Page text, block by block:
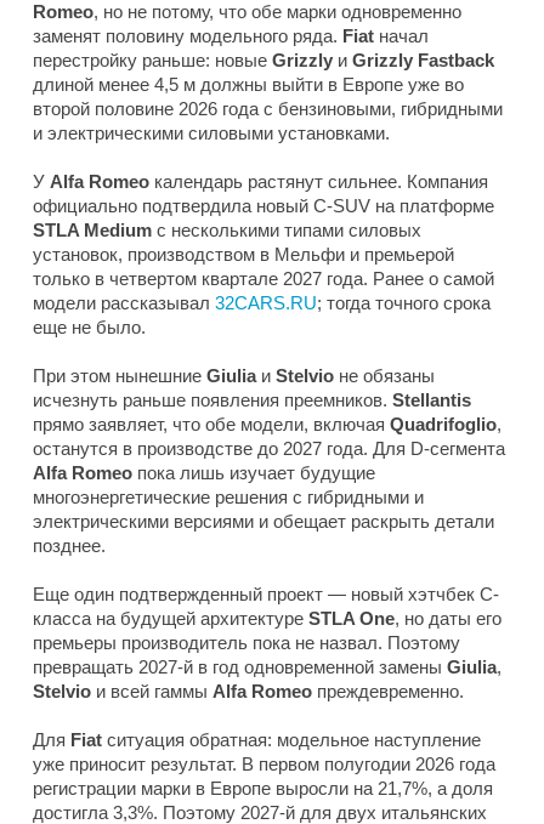
Romeo, но не потому, что обе марки одновременно
заменят половину модельного ряда. Fiat начал
перестройку раньше: новые Grizzly и Grizzly Fastback
длиной менее 4,5 м должны выйти в Европе уже во
второй половине 2026 года с бензиновыми, гибридными
и электрическими силовыми установками.
У Alfa Romeo календарь растянут сильнее. Компания
официально подтвердила новый C-SUV на платформе
STLA Medium с несколькими типами силовых
установок, производством в Мельфи и премьерой
только в четвертом квартале 2027 года. Ранее о самой
модели рассказывал 32CARS.RU; тогда точного срока
еще не было.
При этом нынешние Giuliaи Stelvio не обязаны
исчезнуть раньше появления преемников. Stellantis
прямо заявляет, что обе модели, включая Quadrifoglio,
останутся в производстве до 2027 года. Для D-сегмента
Alfa Romeo пока лишь изучает будущие
многоэнергетические решения с гибридными и
электрическими версиями и обещает раскрыть детали
позднее.
Еще один подтвержденный проект — новый хэтчбек C-
класса на будущей архитектуре STLA One, но даты его
премьеры производитель пока не назвал. Поэтому
превращать 2027-й в год одновременной замены Giulia,
Stelvio и всей гаммы Alfa Romeo преждевременно.
Для Fiat ситуация обратная: модельное наступление
уже приносит результат. В первом полугодии 2026 года
регистрации марки в Европе выросли на 21,7%, а доля
достигла 3,3%. Поэтому 2027-й для двух итальянских